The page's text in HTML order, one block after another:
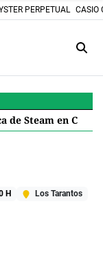
PERPETUAL CASIO
DIY que desafia el futur digital
H
Los Tarantos